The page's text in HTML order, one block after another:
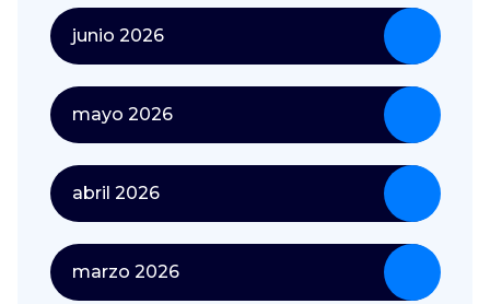
junio 2026
mayo 2026
abril 2026
marzo 2026